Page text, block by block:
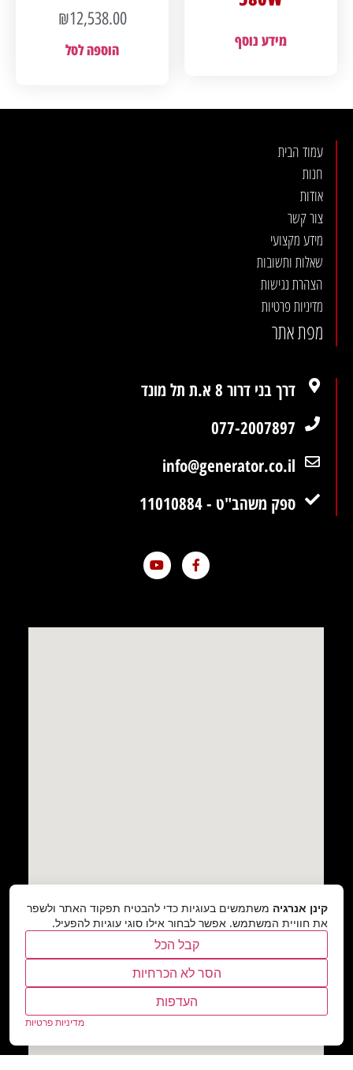
מידע נוסף
₪12,538.00
הוספה לסל
עמוד הבית
חנות
אודות
צור קשר
מידע מקצועי
שאלות ותשובות
הצהרת נגישות
מדיניות פרטיות
מפת אתר
דרך בני דרור 8 א.ת תל מונד
077-2007897
info@generator.co.il
ספק משהב"ט - 11010884
קינן אנרגיה משתמשים בעוגיות כדי להבטיח תפקוד האתר ולשפר
את חוויית המשתמש. אפשר לבחור אילו סוגי עוגיות להפעיל.
קבל הכל
הסר לא הכרחיות
העדפות
מדיניות פרטיות